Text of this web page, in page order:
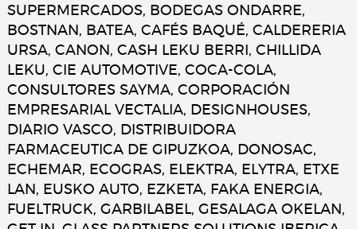
SUPERMERCADOS, BODEGAS ONDARRE,
BOSTNAN, BATEA, CAFÉS BAQUÉ, CALDERERIA
URSA, CANON, CASH LEKU BERRI, CHILLIDA
LEKU, CIE AUTOMOTIVE, COCA-COLA,
CONSULTORES SAYMA, CORPORACIÓN
EMPRESARIAL VECTALIA, DESIGNHOUSES,
DIARIO VASCO, DISTRIBUIDORA
FARMACEUTICA DE GIPUZKOA, DONOSAC,
ECHEMAR, ECOGRAS, ELEKTRA, ELYTRA, ETXE
LAN, EUSKO AUTO, EZKETA, FAKA ENERGIA,
FUELTRUCK, GARBILABEL, GESALAGA OKELAN,